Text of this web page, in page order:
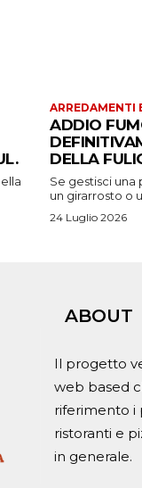
ARREDAMENTI
ADDIO
DELLA
Se gestisci una
un girarrosto o
24 Luglio 2026
ABOUT
Il progetto
web based
riferimento i
ristoranti e
in generale.